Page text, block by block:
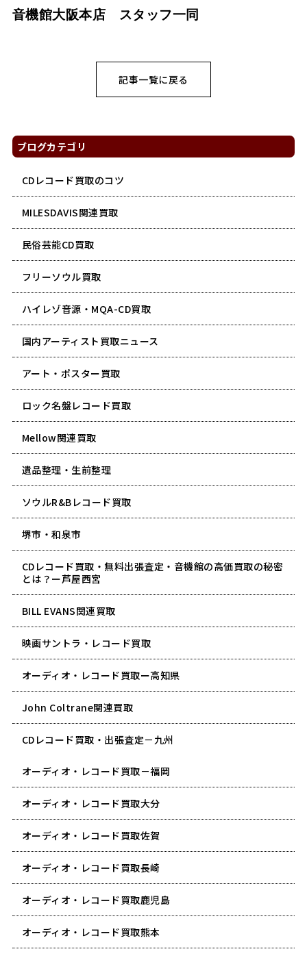
音機館大阪本店 スタッフ一同
記事一覧に戻る
ブログカテゴリ
CDレコード買取のコツ
MILESDAVIS関連買取
民俗芸能CD買取
フリーソウル買取
ハイレゾ音源・MQA-CD買取
国内アーティスト買取ニュース
アート・ポスター買取
ロック名盤レコード買取
Mellow関連買取
遺品整理・生前整理
ソウルR&Bレコード買取
堺市・和泉市
CDレコード買取・無料出張査定・音機館の高価買取の秘密
とは？ー芦屋西宮
BILL EVANS関連買取
映画サントラ・レコード買取
オーディオ・レコード買取ー高知県
John Coltrane関連買取
CDレコード買取・出張査定－九州
オーディオ・レコード買取－福岡
オーディオ・レコード買取大分
オーディオ・レコード買取佐賀
オーディオ・レコード買取長崎
オーディオ・レコード買取鹿児島
オーディオ・レコード買取熊本